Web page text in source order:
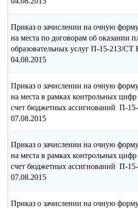
Приказ о зачислении на очную
на места по договорам об оказании
образовательных услуг П-15-213/
04.08.2015
Приказ о зачислении на очную
на места в рамках контрольных цифр
счет бюджетных ассигнований П-
07.08.2015
Приказ о зачислении на очную
на места в рамках контрольных цифр
счет бюджетных ассигнований П-
07.08.2015
Приказ о зачислении на очную